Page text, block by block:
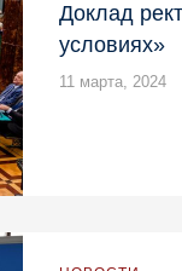
Доклад
условиях»
11 марта, 2024